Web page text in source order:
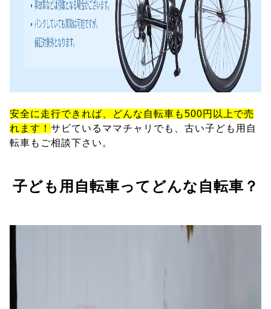
安全に走行できれば、どんな自転車も500円以上で売
れます！ サビているママチャリでも、古い子ども用自
転車もご相談下さい。
子ども用自転車ってどんな自転車？